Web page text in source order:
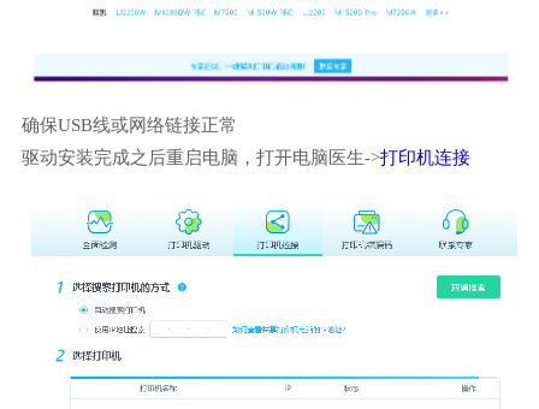
确保USB线或网络链接正常
驱动安装完成之后重启电脑，打开电脑医生->打印机连接